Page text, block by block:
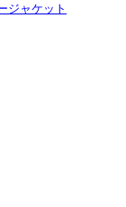
ジャケット